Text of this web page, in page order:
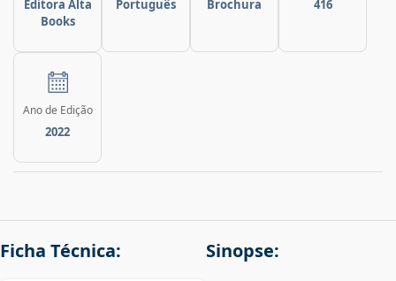
Editora Alta
Books
Português Brochura 416
Ano de Edição
2022
Ficha Técnica: Sinopse: